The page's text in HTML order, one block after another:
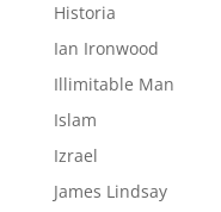
Historia
Ian Ironwood
Illimitable Man
Islam
Izrael
James Lindsay